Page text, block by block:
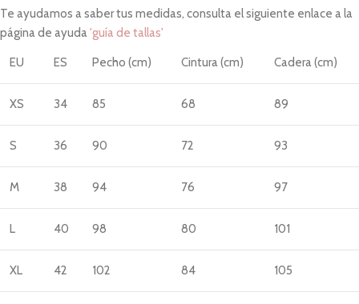
Te ayudamos a saber tus medidas, consulta el siguiente enlace a la
página de ayuda'guía de tallas'
EU ES Pecho (cm) Cintura (cm) Cadera (cm)
XS 34 85 68 89
S 36 90 72 93
M 38 94 76 97
L 40 98 80 101
XL 42 102 84 105